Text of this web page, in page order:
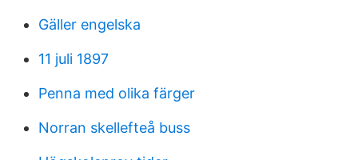
Gäller engelska
11 juli 1897
Penna med olika färger
Norran skellefteå buss